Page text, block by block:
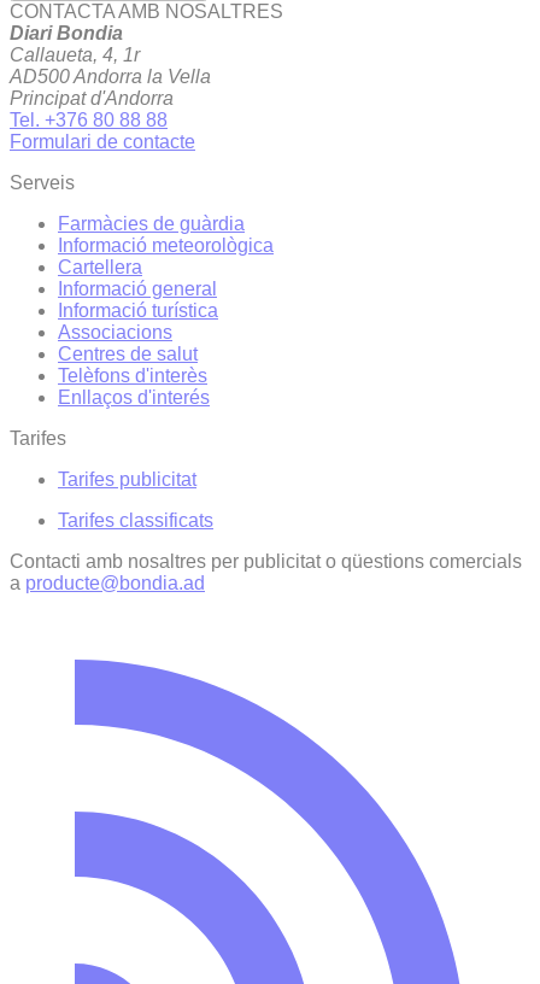
CONTACTA AMB NOSALTRES
Diari Bondia
Callaueta, 4, 1r
AD500 Andorra la Vella
Principat d'Andorra
Tel. +376 80 88 88
Formulari de contacte
Serveis
Farmàcies de guàrdia
Informació meteorològica
Cartellera
Informació general
Informació turística
Associacions
Centres de salut
Telèfons d'interès
Enllaços d'interés
Tarifes
Tarifes publicitat
Tarifes classificats
Contacti amb nosaltres per publicitat o qüestions comercials
a producte@bondia.ad